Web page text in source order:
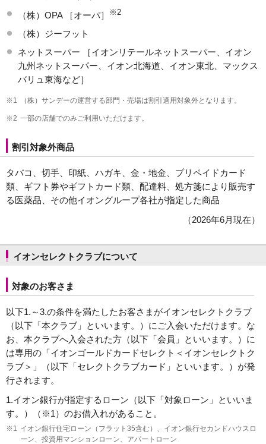
（株）OPA ［オーパ］
※2
（株）ジーフット
ネットスーパー ［イオンリテールネットスーパー、イオン
九州ネットスーパー、イオン北海道、イオン東北、マックス
バリュ東海など］
※1 （株）サンデーの運営する部門・売場は割引適用対象外となります。
※2 一部の店舗でのみご利用いただけます。
割引対象外商品
タバコ、切手、印紙、ハガキ、金・地金、プリペイドカード
類、ギフト券やギフトカード類、配達料、処方箋により販売す
る医薬品、その他イオングループ各社が指定した商品
（2026年6月現在）
イオンセレクトクラブについて
対象のお客さま
以下1.～3.の条件を満たしたお客さまがイオンセレクトクラブ
（以下「本クラブ」といいます。）にご入会いただけます。な
お、本クラブへ入会された方（以下「会員」といいます。）に
は専用の「イオンゴールドカードセレクト＜イオンセレクトク
ラブ＞」（以下「セレクトクラブカード」といいます。）が発
行されます。
1.イオン銀行が指定するローン（以下「対象ローン」といいま
す。）（※1）のお借入れがあること。
※1
イオン銀行住宅ローン（フラット35含む）、イオン銀行セカンドハウスロ
ーン、投資用マンションローン、アパートローン